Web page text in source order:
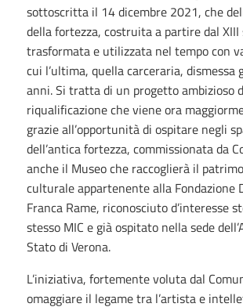
sottoscritta il 14 dicembre 2021, che
della fortezza, costruita a partire dal XIII
trasformata e utilizzata nel tempo con
cui l’ultima, quella carceraria, dismessa
anni. Si tratta di un progetto ambizioso
riqualificazione che viene ora
grazie all’opportunità di ospitare negli
dell’antica fortezza, commissionata da
anche il Museo che raccoglierà il
culturale appartenente alla Fondazione
Franca Rame, riconosciuto d’interesse
stesso MIC e già ospitato nella sede
Stato di Verona.
L’iniziativa, fortemente voluta dal
omaggiare il legame tra l’artista e